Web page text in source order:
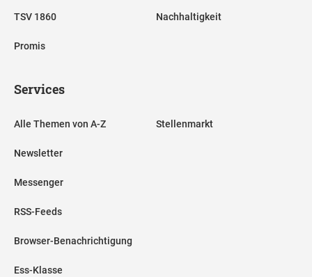
TSV 1860
Promis
Nachhaltigkeit
Services
Alle Themen von A-Z
Newsletter
Messenger
RSS-Feeds
Browser-Benachrichtigung
Ess-Klasse
Stellenmarkt